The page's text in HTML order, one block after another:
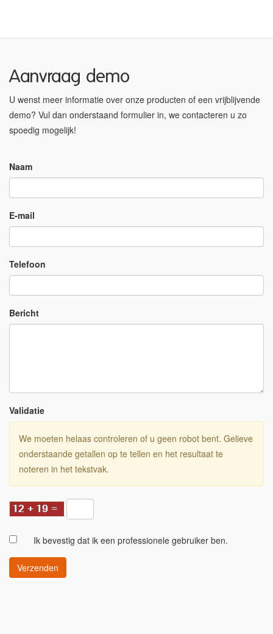
Aanvraag demo
U wenst meer informatie over onze producten of een vrijblijvende
demo? Vul dan onderstaand formulier in, we contacteren u zo
spoedig mogelijk!
Naam
E-mail
Telefoon
Bericht
Validatie
We moeten helaas controleren of u geen robot bent. Gelieve
onderstaande getallen op te tellen en het resultaat te
noteren in het tekstvak.
Ik bevestig dat ik een professionele gebruiker ben.